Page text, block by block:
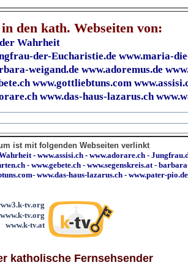
in den kath. Webseiten von:
Wahrheit
der-Eucharistie.de www.maria-
weigand.de www.adoremus.de
www.gottliebtuns.com
www.das-haus-lazarus.ch
ist mit folgenden Webseiten verlinkt
- www.assisi.ch - www.adorare.ch -
- www.gebete.ch - www.segenskreis.at-
- www.das-haus-lazarus.ch - www.pater-pio.de
tv.org
www.k-tv.org
www.k-tv.at
katholische Fernsehsender